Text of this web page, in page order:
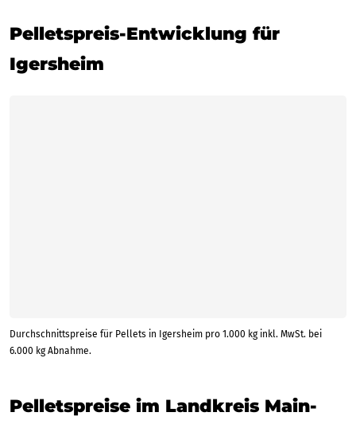
Pelletspreis-Entwicklung für
Igersheim
Durchschnittspreise für Pellets in Igersheim pro 1.000 kg inkl. MwSt. bei
6.000 kg Abnahme.
Pelletspreise im Landkreis Main-